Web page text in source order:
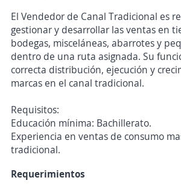
El Vendedor de Canal Tradicional es
gestionar y desarrollar las ventas en
bodegas, misceláneas, abarrotes y
dentro de una ruta asignada. Su
correcta distribución, ejecución y
marcas en el canal tradicional.
Requisitos:
Educación mínima: Bachillerato.
Experiencia en ventas de consumo
tradicional.
Requerimientos